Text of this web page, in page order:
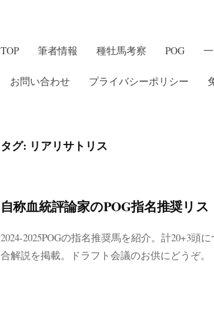
TOP 筆者情報 種牡馬考察 POG
お問い合わせ プライバシーポリシー
タグ: リアリサトリス
自称血統評論家のPOG指名推奨リス
2024-2025POGの指名推奨馬を紹介。計20+3
合解説を掲載。ドラフト会議のお供にどうぞ。